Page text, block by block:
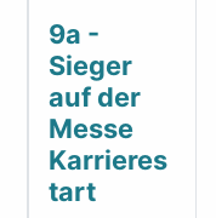
9a -
Sieger
auf der
Messe
Karrieres
tart